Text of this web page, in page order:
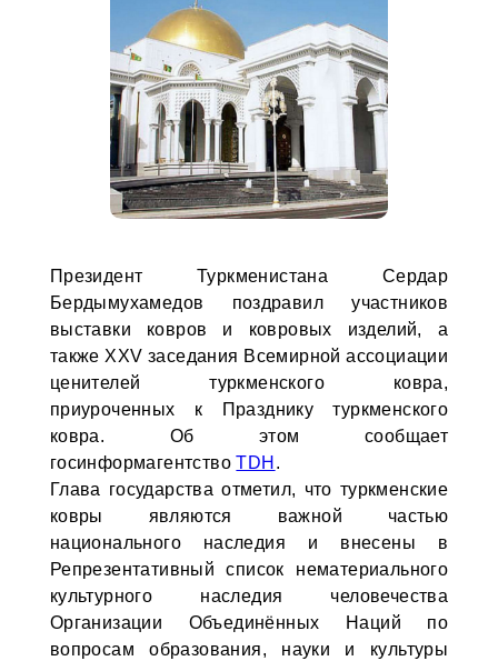
Президент Туркменистана Сердар
Бердымухамедов поздравил участников
выставки ковров и ковровых изделий, а
также XXV заседания Всемирной ассоциации
ценителей туркменского ковра,
приуроченных к Празднику туркменского
ковра. Об этом сообщает
госинформагентствоTDH .
Глава государства отметил, что туркменские
ковры являются важной частью
национального наследия и внесены в
Репрезентативный список нематериального
культурного наследия человечества
Организации Объединённых Наций по
вопросам образования, науки и культуры